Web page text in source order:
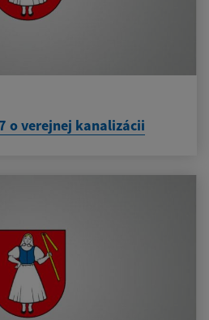
o verejnej kanalizácii